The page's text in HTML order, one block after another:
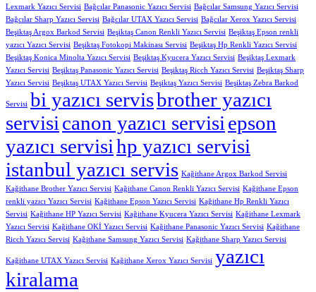
Lexmark Yazıcı Servisi Bağcılar Panasonic Yazıcı Servisi Bağcılar Samsung Yazıcı Servisi
Bağcılar Sharp Yazıcı Servisi Bağcılar UTAX Yazıcı Servisi Bağcılar Xerox Yazıcı Servisi
Beşiktaş Argox Barkod Servisi Beşiktaş Canon Renkli Yazıcı Servisi Beşiktaş Epson renkli
yazıcı Yazıcı Servisi Beşiktaş Fotokopi Makinası Servisi Beşiktaş Hp Renkli Yazıcı Servisi
Beşiktaş Konica Minolta Yazıcı Servisi Beşiktaş Kyucera Yazıcı Servisi Beşiktaş Lexmark
Yazıcı Servisi Beşiktaş Panasonic Yazıcı Servisi Beşiktaş Ricch Yazıcı Servisi Beşiktaş Sharp
Yazıcı Servisi Beşiktaş UTAX Yazıcı Servisi Beşiktaş Yazıcı Servisi Beşiktaş Zebra Barkod
Servisi bi yazıcı servisbrother yazıcı
servisi canon yazıcı servisi epson
yazıcı servisihp yazıcı servisi
istanbul yazıcı servis Kağithane Argox Barkod Servisi
Kağithane Brother Yazıcı Servisi Kağithane Canon Renkli Yazıcı Servisi Kağithane Epson
renkli yazıcı Yazıcı Servisi Kağithane Epson Yazıcı Servisi Kağithane Hp Renkli Yazıcı
Servisi Kağithane HP Yazıcı Servisi Kağithane Kyucera Yazıcı Servisi Kağithane Lexmark
Yazıcı Servisi Kağithane OKİ Yazıcı Servisi Kağithane Panasonic Yazıcı Servisi Kağithane
Ricch Yazıcı Servisi Kağithane Samsung Yazıcı Servisi Kağithane Sharp Yazıcı Servisi
Kağithane UTAX Yazıcı Servisi Kağithane Xerox Yazıcı Servisi yazıcı
kiralama